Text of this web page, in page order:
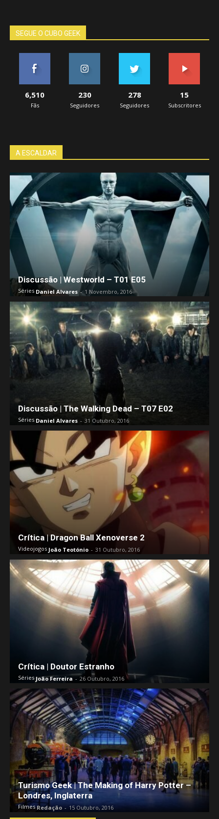
SEGUE O CUBO GEEK
6,510
Fãs
230
Seguidores
278
Seguidores
15
Subscritores
A ESCALDAR
Discussão | Westworld – T01 E05
Séries Daniel Alvares - 1 Novembro, 2016
Discussão | The Walking Dead – T07 E02
Séries Daniel Alvares - 31 Outubro, 2016
Crítica | Dragon Ball Xenoverse 2
Videojogos João Teotónio - 31 Outubro, 2016
Crítica | Doutor Estranho
SériesJoão Ferreira - 26 Outubro, 2016
Turismo Geek | The Making of Harry Potter –
Londres, Inglaterra
FilmesRedação- 15 Outubro, 2016